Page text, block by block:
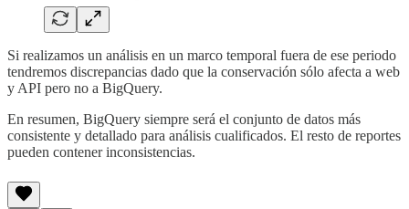
Si realizamos un análisis en un marco temporal fuera de ese periodo
tendremos discrepancias dado que la conservación sólo afecta a web
y API pero no a BigQuery.
En resumen, BigQuery siempre será el conjunto de datos más
consistente y detallado para análisis cualificados. El resto de reportes
pueden contener inconsistencias.